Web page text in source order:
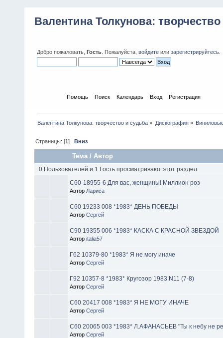
Валентина Толкунова:
Добро пожаловать, Гость . Пожалуйста, войдите или зарегистрируйтесь
Помощь Поиск Календарь Вход Регистрация
Валентина Толкунова: творчество и судьба » Дискография»
Страницы: [1]Вниз
Тема / Автор
0 Пользователей и 1 Гость просматривают этот раздел.
С60-18955-6 Для вас, женщины! Миллион роз
Автор Лариса
С60 19233 008 *1983* ДЕНЬ ПОБЕДЫ
Автор Сергей
С90 19355 006 *1983* КАСКА С КРАСНОЙ ЗВЕЗДОЙ
Автор italia57
Г62 10379-80 *1983* Я не могу иначе
Автор Сергей
Г92 10357-8 *1983* Кругозор 1983 N11 (7-8)
Автор Сергей
С60 20417 008 *1983* Я НЕ МОГУ ИНАЧЕ
Автор Сергей
С60 20065 003 *1983* Л.АФАНАСЬЕВ "Ты к небу не
Автор Сергей